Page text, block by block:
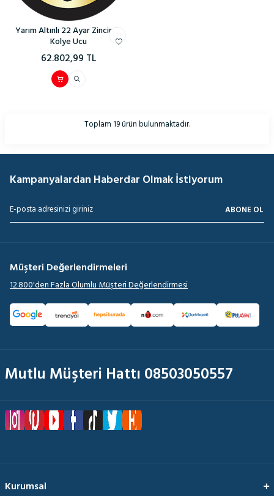
Yarım Altınlı 22 Ayar Zincirsiz
Kolye Ucu
62.802,99 TL
Toplam 19ürün bulunmaktadır.
Kampanyalardan Haberdar Olmak İstiyorum
ABONE OL
Müşteri Değerlendirmeleri
12.800'den Fazla Olumlu Müşteri Değerlendirmesi
Mutlu Müşteri Hattı 08503050557
Kurumsal